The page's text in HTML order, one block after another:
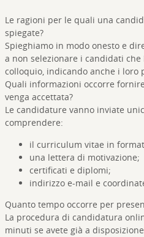
Le ragioni per le quali una
spiegate?
Spieghiamo in modo onesto e
a non selezionare i candidati
colloquio, indicando anche i loro
Quali informazioni occorre
venga accettata?
Le candidature vanno inviate
comprendere:
il curriculum vitae in
una lettera di motivazione;
certificati e diplomi;
indirizzo e-mail e
Quanto tempo occorre per
La procedura di candidatura
minuti se avete già a